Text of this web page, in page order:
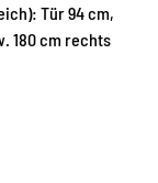
Tür 94 cm,
180 cm rechts